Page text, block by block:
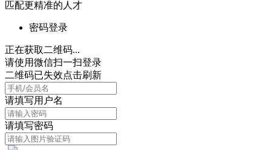
匹配更精准的人才
密码登录
正在获取二维码...
请使用微信扫一扫登录
二维码已失效点击刷新
请填写用户名
请填写密码